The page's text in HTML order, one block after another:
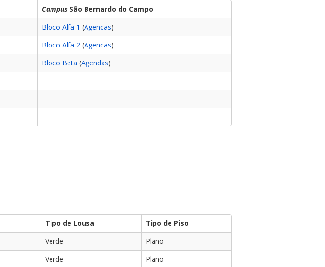
Campus São Bernardo do Campo
Bloco Alfa 1 (Agendas)
Bloco Alfa 2 (Agendas)
Bloco Beta (Agendas)
Tipo de Lousa
Tipo de Piso
Verde
Plano
Verde
Plano